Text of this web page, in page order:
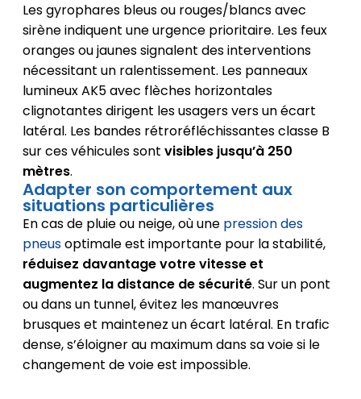
Les gyrophares bleus ou rouges/blancs avec
sirène indiquent une urgence prioritaire. Les feux
oranges ou jaunes signalent des interventions
nécessitant un ralentissement. Les panneaux
lumineux AK5 avec flèches horizontales
clignotantes dirigent les usagers vers un écart
latéral. Les bandes rétroréfléchissantes classe B
sur ces véhicules sont visibles jusqu’à 250
mètres.
Adapter son comportement aux
situations particulières
En cas de pluie ou neige, où une pression des
pneusoptimale est importante pour la stabilité,
réduisez davantage votre vitesse et
augmentez la distance de sécurité. Sur un pont
ou dans un tunnel, évitez les manœuvres
brusques et maintenez un écart latéral. En trafic
dense, s’éloigner au maximum dans sa voie si le
changement de voie est impossible.